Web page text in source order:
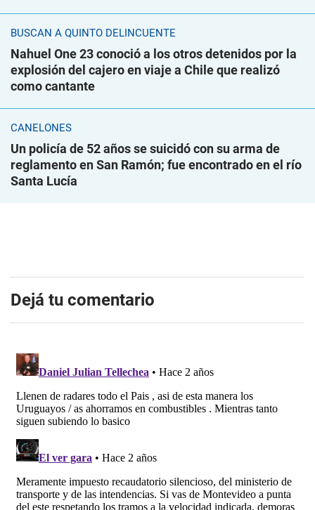
BUSCAN A QUINTO DELINCUENTE
Nahuel One 23 conoció a los otros detenidos por la
explosión del cajero en viaje a Chile que realizó
como cantante
CANELONES
Un policía de 52 años se suicidó con su arma de
reglamento en San Ramón; fue encontrado en el río
Santa Lucía
Dejá tu comentario